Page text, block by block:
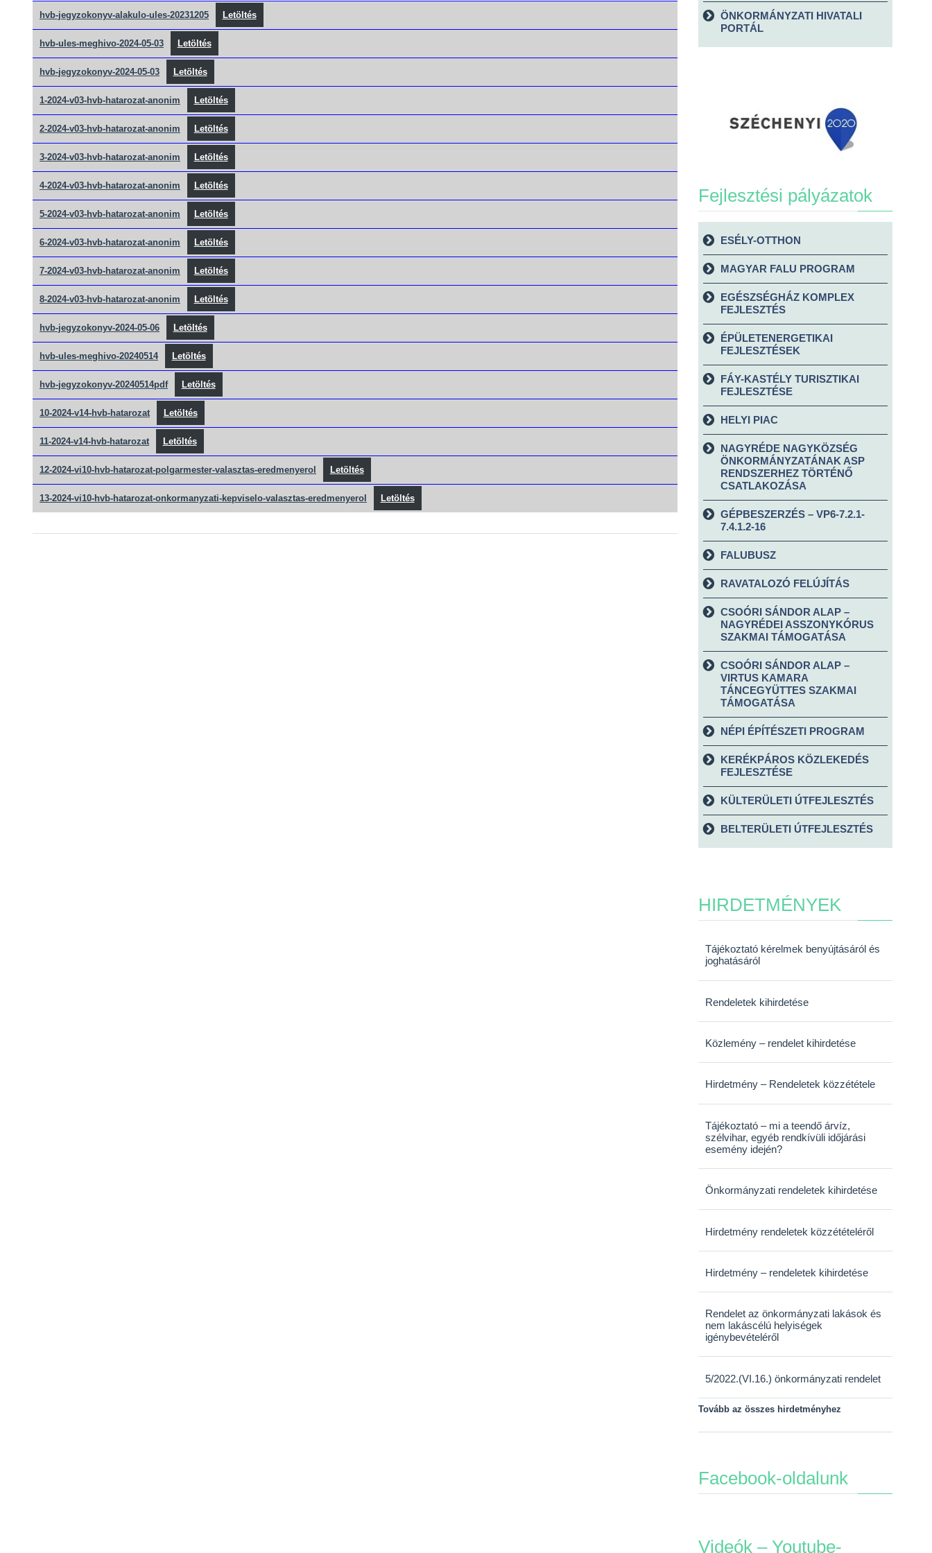
hvb-jegyzokonyv-alakulo-ules-20231205 Letöltés
hvb-ules-meghivo-2024-05-03 Letöltés
hvb-jegyzokonyv-2024-05-03 Letöltés
1-2024-v03-hvb-hatarozat-anonim Letöltés
2-2024-v03-hvb-hatarozat-anonim Letöltés
3-2024-v03-hvb-hatarozat-anonim Letöltés
4-2024-v03-hvb-hatarozat-anonim Letöltés
5-2024-v03-hvb-hatarozat-anonim Letöltés
6-2024-v03-hvb-hatarozat-anonim Letöltés
7-2024-v03-hvb-hatarozat-anonim Letöltés
8-2024-v03-hvb-hatarozat-anonim Letöltés
hvb-jegyzokonyv-2024-05-06 Letöltés
hvb-ules-meghivo-20240514 Letöltés
hvb-jegyzokonyv-20240514pdf Letöltés
10-2024-v14-hvb-hatarozat Letöltés
11-2024-v14-hvb-hatarozat Letöltés
12-2024-vi10-hvb-hatarozat-polgarmester-valasztas-eredmenyerol Letöltés
13-2024-vi10-hvb-hatarozat-onkormanyzati-kepviselo-valasztas-eredmenyerol Letöltés
ÖNKORMÁNYZATI HIVATALI
PORTÁL
Fejlesztési pályázatok
ESÉLY-OTTHON
MAGYAR FALU PROGRAM
EGÉSZSÉGHÁZ KOMPLEX
FEJLESZTÉS
ÉPÜLETENERGETIKAI
FEJLESZTÉSEK
FÁY-KASTÉLY TURISZTIKAI
FEJLESZTÉSE
HELYI PIAC
NAGYRÉDE NAGYKÖZSÉG
ÖNKORMÁNYZATÁNAK ASP
RENDSZERHEZ TÖRTÉNŐ
CSATLAKOZÁSA
GÉPBESZERZÉS – VP6-7.2.1-
7.4.1.2-16
FALUBUSZ
RAVATALOZÓ FELÚJÍTÁS
CSOÓRI SÁNDOR ALAP –
NAGYRÉDEI ASSZONYKÓRUS
SZAKMAI TÁMOGATÁSA
CSOÓRI SÁNDOR ALAP –
VIRTUS KAMARA
TÁNCEGYÜTTES SZAKMAI
TÁMOGATÁSA
NÉPI ÉPÍTÉSZETI PROGRAM
KERÉKPÁROS KÖZLEKEDÉS
FEJLESZTÉSE
KÜLTERÜLETI ÚTFEJLESZTÉS
BELTERÜLETI ÚTFEJLESZTÉS
HIRDETMÉNYEK
Tájékoztató kérelmek benyújtásáról és
joghatásáról
Rendeletek kihirdetése
Közlemény – rendelet kihirdetése
Hirdetmény – Rendeletek közzététele
Tájékoztató – mi a teendő árvíz,
szélvihar, egyéb rendkívüli időjárási
esemény idején?
Önkormányzati rendeletek kihirdetése
Hirdetmény rendeletek közzétételéről
Hirdetmény – rendeletek kihirdetése
Rendelet az önkormányzati lakások és
nem lakáscélú helyiségek
igénybevételéről
5/2022.(VI.16.) önkormányzati rendelet
Tovább az összes hirdetményhez
Facebook-oldalunk
Videók – Youtube-